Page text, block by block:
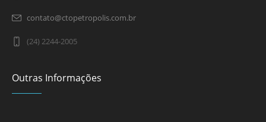
contato@ctopetropolis.com.br
(24) 2244-2005
Outras Informações